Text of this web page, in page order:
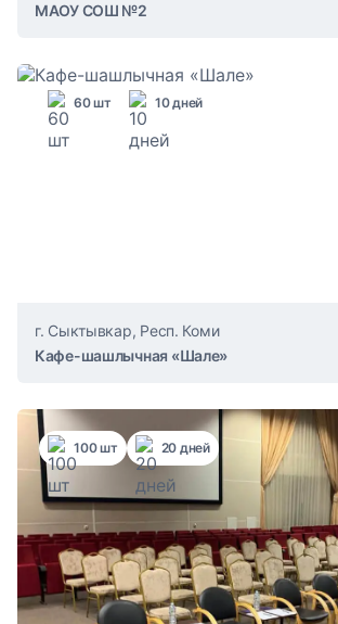
МАОУ СОШ №2
60 шт 10 дней
г. Сыктывкар, Респ. Коми
Кафе-шашлычная «Шале»
100 шт 20 дней